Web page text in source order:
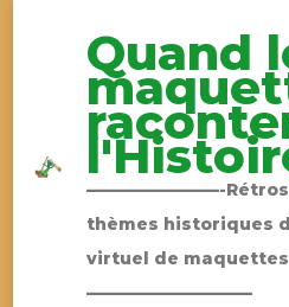
Quand
————————-
thèmes historiques
virtuel de maquettes
——————————